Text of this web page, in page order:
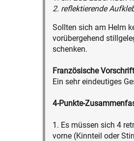
2. reflektierende
Sollten sich am Helm
vorübergehend
schenken.
Französische
Ein sehr eindeutiges
4-Punkte-
1. Es müssen sich 4
vorne (Kinnteil oder